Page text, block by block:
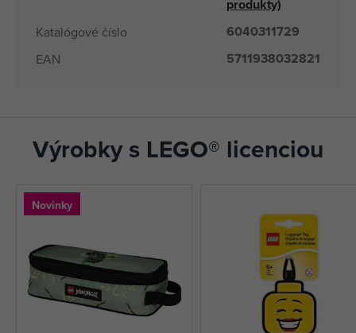
produkty)
Katalógové číslo 6040311729
EAN 5711938032821
Výrobky s LEGO® licenciou
Novinky